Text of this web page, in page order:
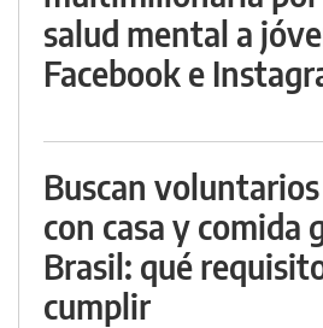
salud mental a
Facebook e
Buscan
con casa y comida
Brasil: qué
cumplir